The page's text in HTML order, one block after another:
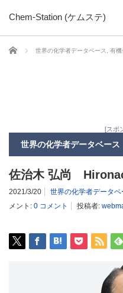
Chem-Station (ケムステ)
ホーム 世界の化学者データベース 有機
[スポ
世界の化学者データベース
佐治木 弘尚
2021/3/20 世界の化学者データベ
メント: 0 コメント 投稿者: